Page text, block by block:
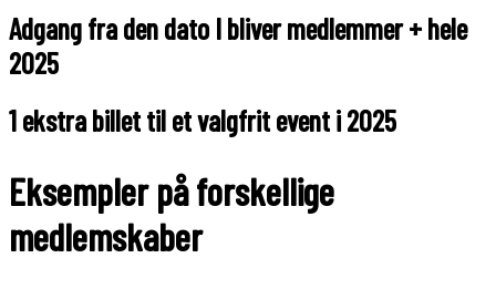
Adgang fra den dato I bliver medlemmer + hele
2025
1 ekstra billet til et valgfrit event i 2025
Eksempler på forskellige
medlemskaber